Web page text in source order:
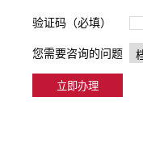
验证码（必填）
您需要咨询的问题